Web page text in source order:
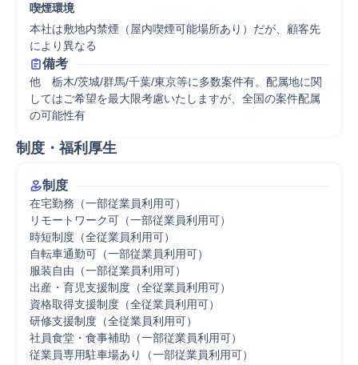
喫煙環境
本社は敷地内禁煙（屋内喫煙可能場所あり）だが、顧客先
により異なる
備考
他　栃木/茨城/群馬/千葉/東京等に多数案件有。配属地に関
してはご希望を最大限考慮いたしますが、全国の案件配属
の可能性有
制度・福利厚生
制度
在宅勤務（一部従業員利用可）
リモートワーク可（一部従業員利用可）
時短制度（全従業員利用可）
自転車通勤可（一部従業員利用可）
服装自由（一部従業員利用可）
出産・育児支援制度（全従業員利用可）
資格取得支援制度（全従業員利用可）
研修支援制度（全従業員利用可）
社員食堂・食事補助（一部従業員利用可）
従業員専用駐車場あり（一部従業員利用可）